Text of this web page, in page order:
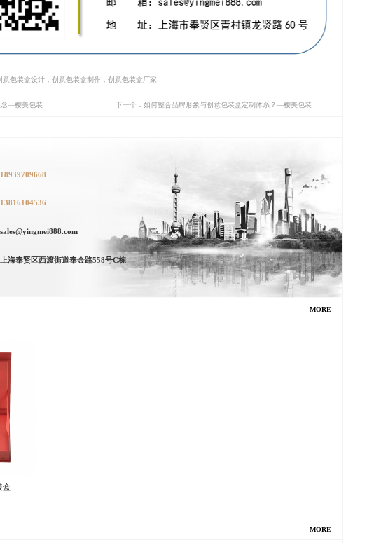
包装盒设计，创意包装盒制作，创意包装盒厂家
念—樱美包装 下一个：如何整合品牌形象与创意包装盒定制体系？—樱美包装
18939709668
13816104536
海奉贤区西渡街道奉金路558号C栋
MORE
盒
MORE